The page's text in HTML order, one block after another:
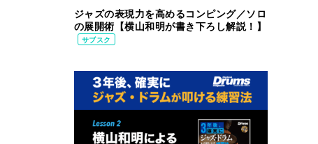
ジャズの表現力を高めるコンピング／ソロ
の展開術【横山和明が書き下ろし解説！】
サブスク